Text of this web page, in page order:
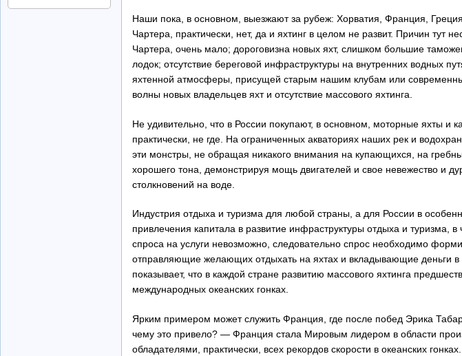
Наши пока, в основном, выезжают за рубеж: Хорватия, Франция,
Чартера, практически, нет, да и яхтинг в целом не развит. Причин тут
Чартера, очень мало; дороговизна новых яхт, слишком большие
лодок; отсутствие береговой инфраструктуры на внутренних водных
яхтенной атмосферы, присущей старым нашим клубам или
волны новых владельцев яхт и отсутствие массового яхтинга.
Не удивительно, что в России покупают, в основном, моторные яхты и
практически, не где. На ограниченных акваториях наших рек и
эти монстры, не обращая никакого внимания на купающихся, на
хорошего тона, демонстрируя мощь двигателей и свое невежество и
столкновений на воде.
Индустрия отдыха и туризма для любой страны, а для России в
привлечения капитала в развитие инфраструктуры отдыха и туризма, в
спроса на услуги невозможно, следовательно спрос необходимо
отправляющие желающих отдыхать на яхтах и вкладывающие деньги в
показывает, что в каждой стране развитию массового яхтинга
международных океанских гонках.
Ярким примером может служить Франция, где после побед Эрика
чему это привело? — Франция стала Мировым лидером в области
обладателями, практически, всех рекордов скорости в океанских